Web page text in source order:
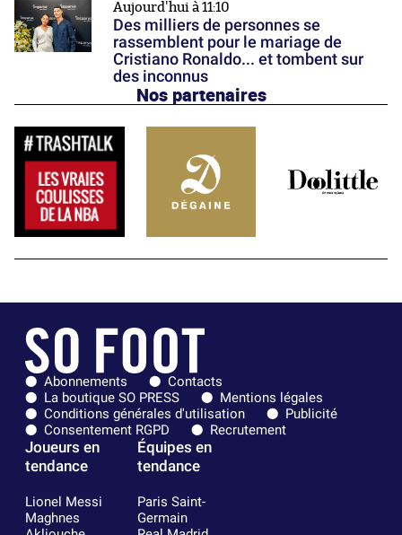
Aujourd'hui à 11:10
Des milliers de personnes se
rassemblent pour le mariage de
Cristiano Ronaldo... et tombent sur
des inconnus
Nos partenaires
Abonnements
Contacts
La boutique SO PRESS
Mentions légales
Conditions générales d'utilisation
Publicité
Consentement RGPD
Recrutement
Joueurs en
tendance
Lionel Messi
Maghnes
Équipes en
tendance
Paris Saint-
Germain